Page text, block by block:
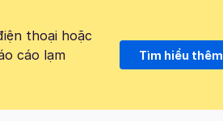
thoại hoặc
cáo lạm
Tìm hiểu thêm